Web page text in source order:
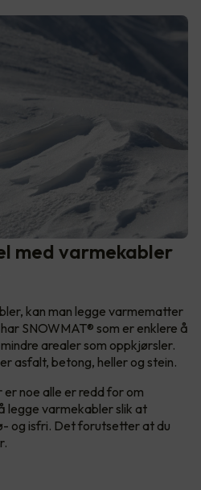
med varmekabler
kan man legge varmematter
SNOWMAT® som er enklere å
arealer som oppkjørsler.
asfalt, betong, heller og stein.
noe alle er redd for om
legge varmekabler slik at
og isfri. Det forutsetter at du